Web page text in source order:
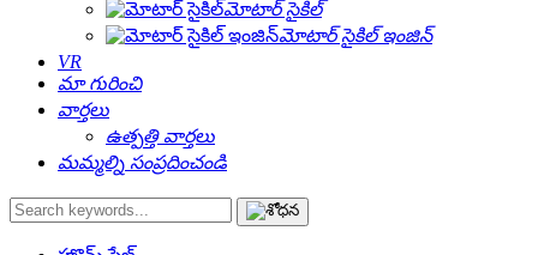
మోటార్ సైకిల్
మోటార్ సైకిల్ ఇంజిన్
VR
మా గురించి
వార్తలు
ఉత్పత్తి వార్తలు
మమ్మల్ని సంప్రదించండి